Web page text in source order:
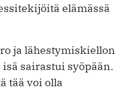
elämässä
ja lähestymiskiellon
sairastui syöpään.
tää voi olla